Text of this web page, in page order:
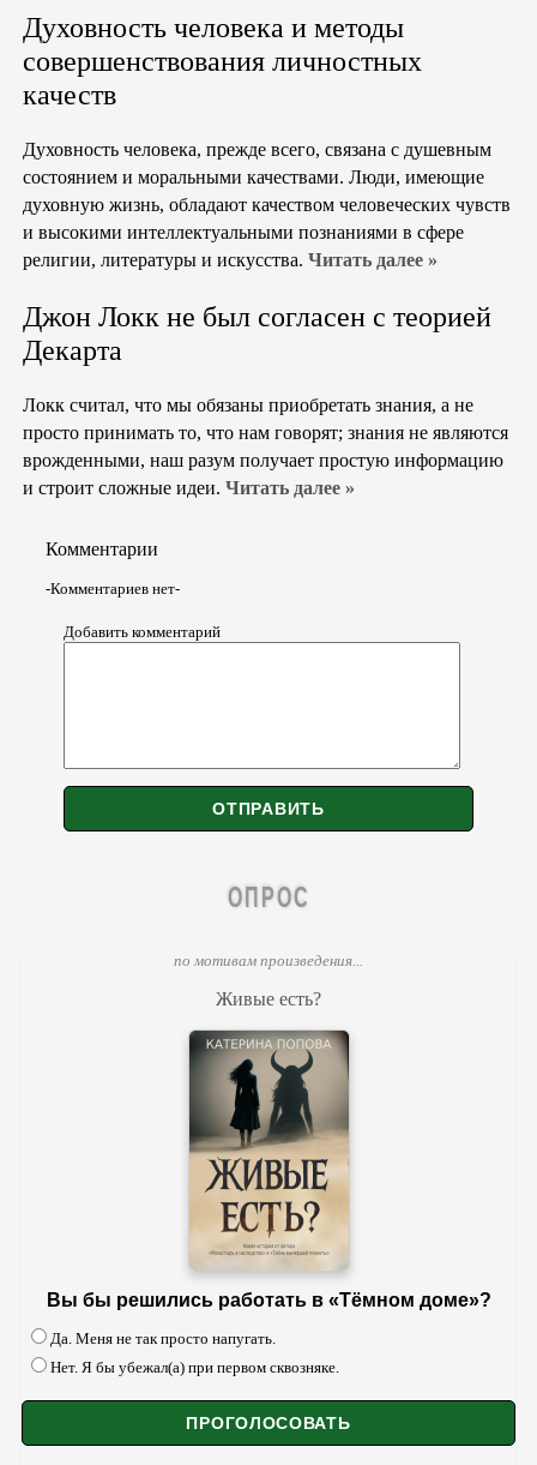
Духовность человека и методы
совершенствования личностных
качеств
Духовность человека, прежде всего, связана с душевным
состоянием и моральными качествами. Люди, имеющие
духовную жизнь, обладают качеством человеческих чувств
и высокими интеллектуальными познаниями в сфере
религии, литературы и искусства. Читать далее »
Джон Локк не был согласен с теорией
Декарта
Локк считал, что мы обязаны приобретать знания, а не
просто принимать то, что нам говорят; знания не являются
врожденными, наш разум получает простую информацию
и строит сложные идеи. Читать далее »
Комментарии
-Комментариев нет-
Добавить комментарий
ОПРОС
по мотивам произведения...
Живые есть?
Вы бы решились работать в «Тёмном доме»?
Да. Меня не так просто напугать.
Нет. Я бы убежал(а) при первом сквозняке.